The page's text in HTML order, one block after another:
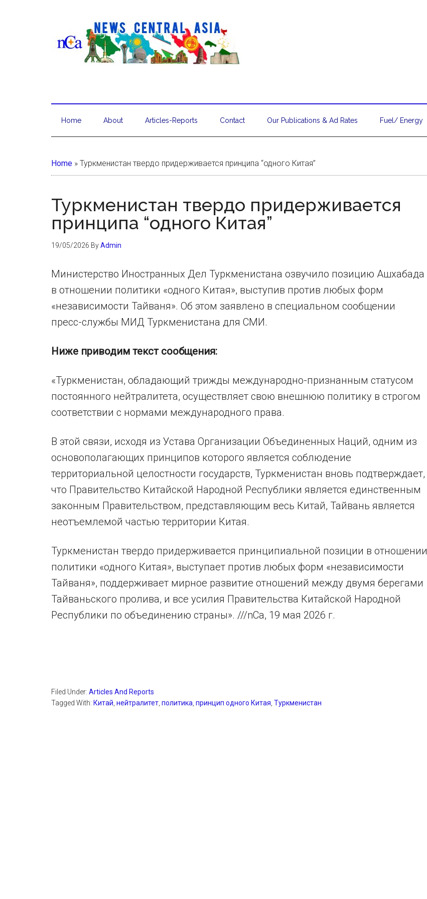
Home About Articles-Reports Contact Our Publications & Ad Rates Fuel/ Energy
Home » Туркменистан твердо придерживается принципа “одного Китая”
Туркменистан твердо придерживается
принципа “одного Китая”
19/05/2026 ByAdmin
Министерство Иностранных Дел Туркменистана озвучило позицию Ашхабада
в отношении политики «одного Китая», выступив против любых форм
«независимости Тайваня». Об этом заявлено в специальном сообщении
пресс-службы МИД Туркменистана для СМИ.
Ниже приводим текст сообщения:
«Туркменистан, обладающий трижды международно-признанным статусом
постоянного нейтралитета, осуществляет свою внешнюю политику в строгом
соответствии с нормами международного права.
В этой связи, исходя из Устава Организации Объединенных Наций, одним из
основополагающих принципов которого является соблюдение
территориальной целостности государств, Туркменистан вновь подтверждает,
что Правительство Китайской Народной Республики является единственным
законным Правительством, представляющим весь Китай, Тайвань является
неотъемлемой частью территории Китая.
Туркменистан твердо придерживается принципиальной позиции в отношении
политики «одного Китая», выступает против любых форм «независимости
Тайваня», поддерживает мирное развитие отношений между двумя берегами
Тайваньского пролива, и все усилия Правительства Китайской Народной
Республики по объединению страны». ///nCa, 19 мая 2026 г.
Filed Under: Articles And Reports
Tagged With: Китай нейтралитет политика принцип одного Китая Туркменистан